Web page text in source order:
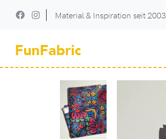
Material & Inspiration seit 2003